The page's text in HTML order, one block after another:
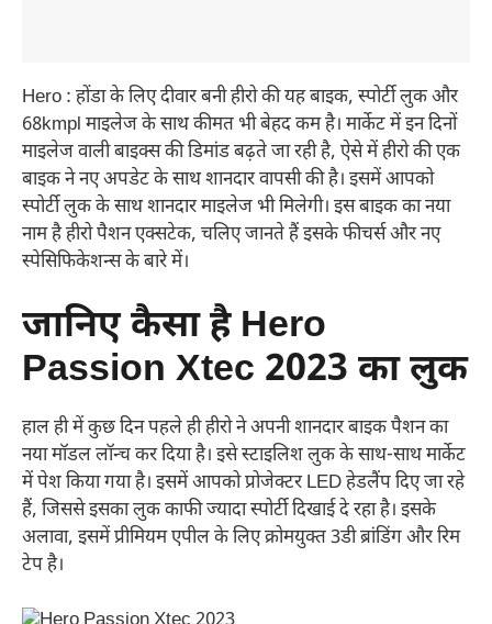
Hero : होंडा के लिए दीवार बनी हीरो की यह बाइक, स्पोर्टी लुक और
68kmpl माइलेज के साथ कीमत भी बेहद कम है। मार्केट में इन दिनों
माइलेज वाली बाइक्स की डिमांड बढ़ते जा रही है, ऐसे में हीरो की एक
बाइक ने नए अपडेट के साथ शानदार वापसी की है। इसमें आपको
स्पोर्टी लुक के साथ शानदार माइलेज भी मिलेगी। इस बाइक का नया
नाम है हीरो पैशन एक्सटेक, चलिए जानते हैं इसके फीचर्स और नए
स्पेसिफिकेशन्स के बारे में।
जानिए कैसा है Hero
Passion Xtec 2023 का लुक
हाल ही में कुछ दिन पहले ही हीरो ने अपनी शानदार बाइक पैशन का
नया मॉडल लॉन्च कर दिया है। इसे स्टाइलिश लुक के साथ-साथ मार्केट
में पेश किया गया है। इसमें आपको प्रोजेक्टर LED हेडलैंप दिए जा रहे
हैं, जिससे इसका लुक काफी ज्यादा स्पोर्टी दिखाई दे रहा है। इसके
अलावा, इसमें प्रीमियम एपील के लिए क्रोमयुक्त 3डी ब्रांडिंग और रिम
टेप है।